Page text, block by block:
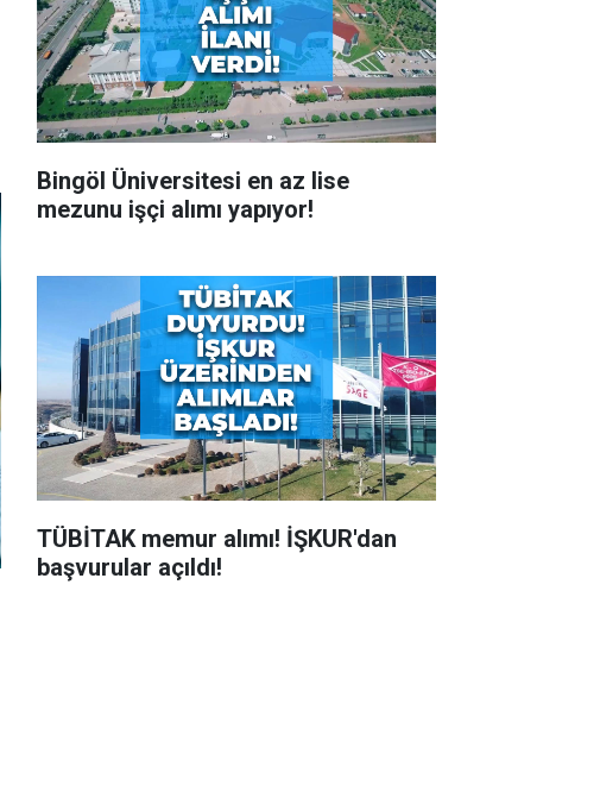
Bingöl Üniversitesi en az lise
mezunu işçi alımı yapıyor!
TÜBİTAK memur alımı! İŞKUR'dan
başvurular açıldı!